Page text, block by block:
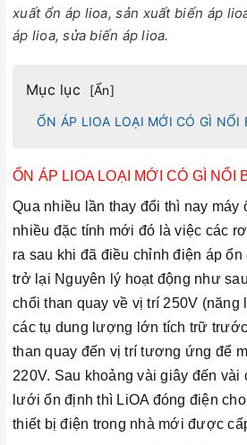
xuất ổn áp lioa, sản xuất biến áp
áp lioa, sửa biến áp lioa.
Mục lục [Ẩn]
ỔN ÁP LIOA LOẠI MỚI CÓ GÌ NỔI
ỔN ÁP LIOA LOẠI MỚI CÓ GÌ NỔI
Qua nhiều lần thay đổi thì nay máy
nhiều đặc tính mới đó là việc các
ra sau khi đã điều chỉnh điện áp
trở lại Nguyên lý hoạt động như
chổi than quay về vị trí 250V
các tụ dung lượng lớn tích trữ
than quay đến vị trí tương ứng để
220V. Sau khoảng vài giây đến vài
lưới ổn định thì LiOA đóng điện
thiết bị điện trong nhà mới được